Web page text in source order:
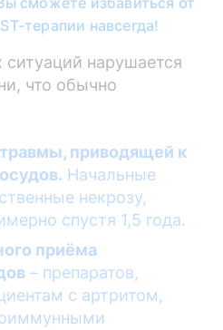
терапии навсегда!
нарушается
что обычно
приводящей к
Начальные
некрозу,
спустя 1,5 года.
приёма
– препаратов,
с артритом,